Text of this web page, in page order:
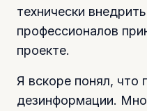
технически
профессионалов
проекте.
Я вскоре понял, что
дезинформации.